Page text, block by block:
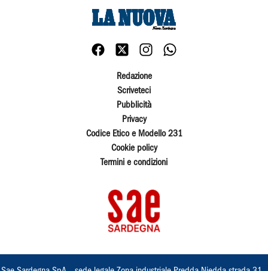
Redazione
Scriveteci
Pubblicità
Privacy
Codice Etico e Modello 231
Cookie policy
Termini e condizioni